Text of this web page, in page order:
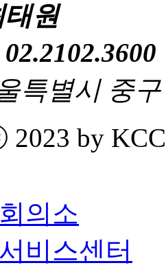
태원
02.2102.3600
특별시 중
by
의소
비스센터